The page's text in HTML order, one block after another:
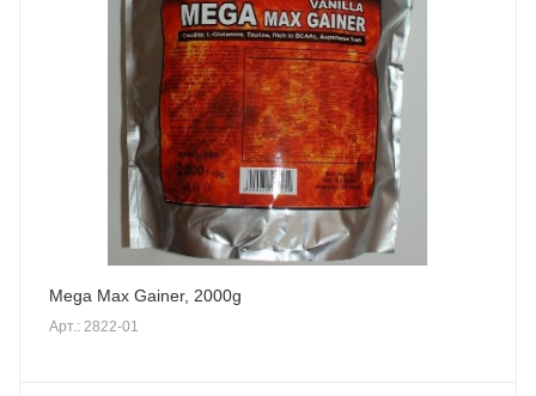
Mega Max Gainer, 2000g
Арт.: 2822-01